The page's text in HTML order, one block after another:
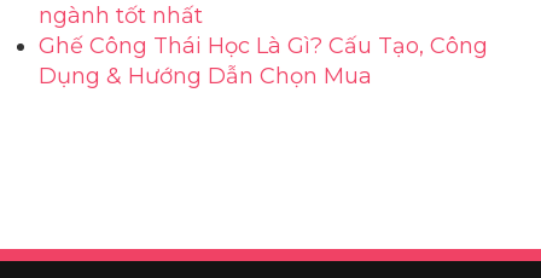
ngành tốt nhất
Ghế Công Thái Học Là Gì? Cấu Tạo, Công
Dụng & Hướng Dẫn Chọn Mua